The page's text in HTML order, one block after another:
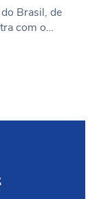
Brasil, de
com o…